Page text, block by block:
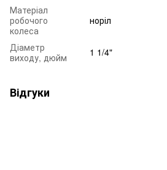
Матеріал
робочого
колеса
норіл
Діаметр
виходу, дюйм
1 1/4"
Відгуки